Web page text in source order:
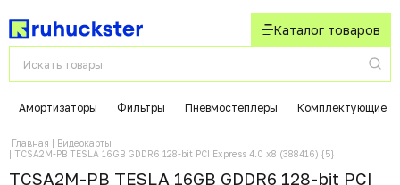
Каталог товаров
Амортизаторы Фильтры Пневмостеплеры Комплектующие
Главная
Видеокарты
TCSA2M-PB TESLA 16GB GDDR6 128-bit PCI Express 4.0 x8 (388416) {5}
TCSA2M-PB TESLA 16GB GDDR6 128-bit PCI